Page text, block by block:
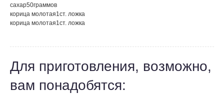
сахар50граммов
корица молотая1 ст. ложка
корица молотая1 ст. ложка
Для приготовления, возможно,
вам понадобятся: